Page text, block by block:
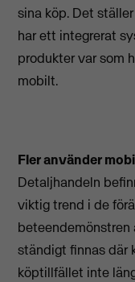
sina köp. Det
har ett integrerat
produkter var som
mobilt.
Fler använder
Detaljhandeln
viktig trend i de
ständigt finnas där
köptillfället inte